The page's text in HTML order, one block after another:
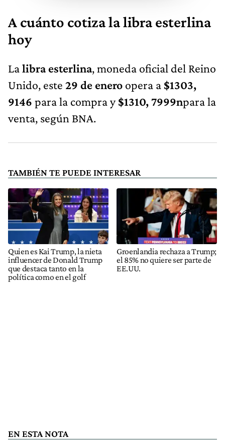
A cuánto cotiza la libra esterlina
hoy
Lalibra esterlina, moneda oficial del Reino
Unido, este 29 de enero opera a $1303,
9146 para la compra y$1310, 7999npara la
venta, según BNA.
TAMBIÉN TE PUEDE INTERESAR
Quien es Kai Trump, la nieta
influencer de Donald Trump
que destaca tanto en la
política como en el golf
Groenlandia rechaza a Trump;
el 85% no quiere ser parte de
EE.UU.
EN ESTA NOTA